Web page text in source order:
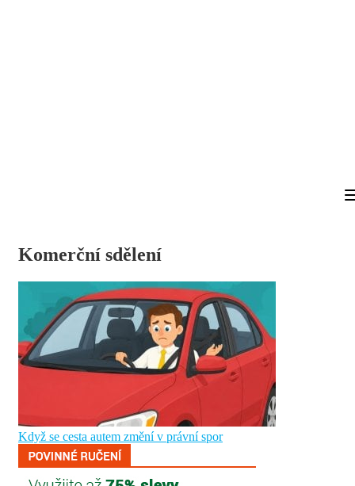
Komerční sdělení
Když se cesta autem změní v právní spor